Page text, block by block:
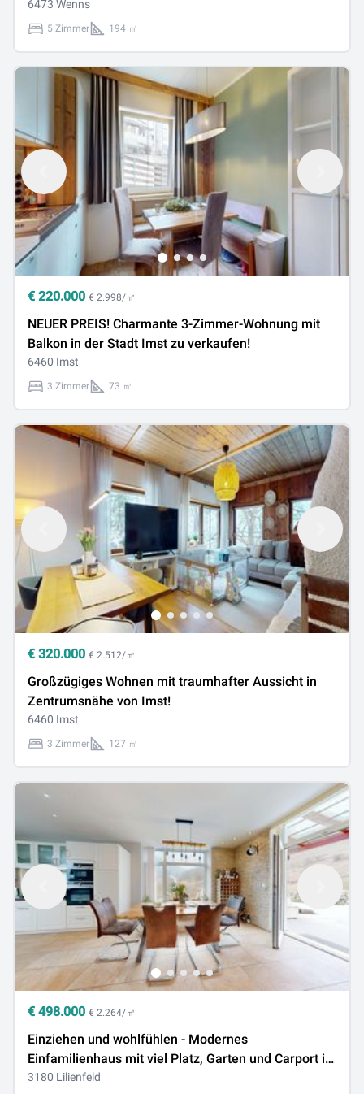
6473 Wenns
5 Zimmer 194 ㎡
€ 220.000 € 2.998/㎡
NEUER PREIS! Charmante 3-Zimmer-Wohnung mit
Balkon in der Stadt Imst zu verkaufen!
6460 Imst
3 Zimmer 73 ㎡
€ 320.000 € 2.512/㎡
Großzügiges Wohnen mit traumhafter Aussicht in
Zentrumsnähe von Imst!
6460 Imst
3 Zimmer 127 ㎡
€ 498.000 € 2.264/㎡
Einziehen und wohlfühlen - Modernes
Einfamilienhaus mit viel Platz, Garten und Carport in
Lilienfeld zu verkaufen!
3180 Lilienfeld